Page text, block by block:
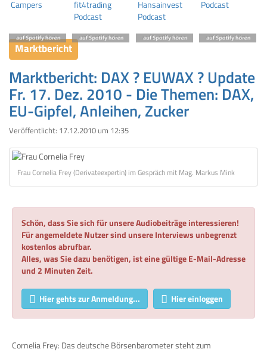
Marktbericht
Marktbericht: DAX ? EUWAX ? Update
Fr. 17. Dez. 2010 - Die Themen: DAX,
EU-Gipfel, Anleihen, Zucker
Veröffentlicht: 17.12.2010 um 12:35
Frau Cornelia Frey (Derivateexpertin) im Gespräch mit Mag. Markus Mink
Schön, dass Sie sich für unsere Audiobeiträge interessieren!
Für angemeldete Nutzer sind unsere Interviews unbegrenzt
kostenlos abrufbar.
Alles, was Sie dazu benötigen, ist eine gültige E-Mail-Adresse
und 2 Minuten Zeit.
Hier gehts zur Anmeldung... Hier einloggen
Cornelia Frey: Das deutsche Börsenbarometer steht zum